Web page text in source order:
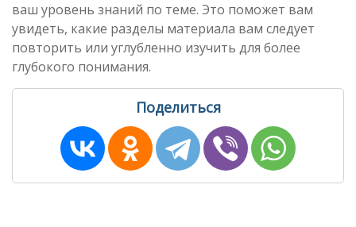
ваш уровень знаний по теме. Это поможет вам
увидеть, какие разделы материала вам следует
повторить или углубленно изучить для более
глубокого понимания.
Поделиться